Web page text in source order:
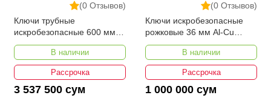
(0 Отзывов)
Ключи трубные
искробезопасные 600 мм
YATO YT-68345
В наличии
Рассрочка
3 537 500 сум
(0 Отзывов)
Ключи искробезопасные
рожковые 36 мм Al-Cu
YATO YT-67747
В наличии
Рассрочка
1 000 000 сум